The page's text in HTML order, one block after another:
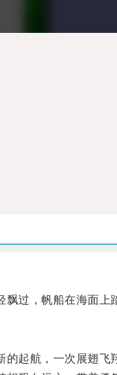
过，帆船在海面上踏
起航，一次展翅飞